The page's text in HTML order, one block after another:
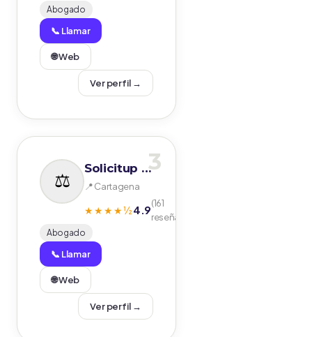
Abogado
📞 Llamar
🌐 Web
Ver perfil →
3
Solicitup Abogados- Jesús Bernadic
📍 Cartagena
★★★★½4.9(161
reseñas)
Abogado
📞 Llamar
🌐 Web
Ver perfil →